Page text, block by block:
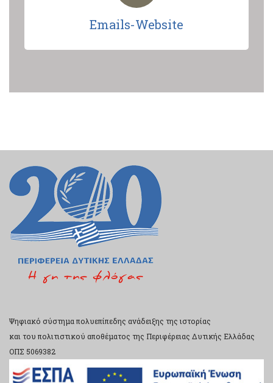
Emails-Website
Ψηφιακό σύστημα πολυεπίπεδης ανάδειξης της ιστορίας
και του πολιτιστικού αποθέματος της Περιφέρειας Δυτικής Ελλάδας
ΟΠΣ 5069382